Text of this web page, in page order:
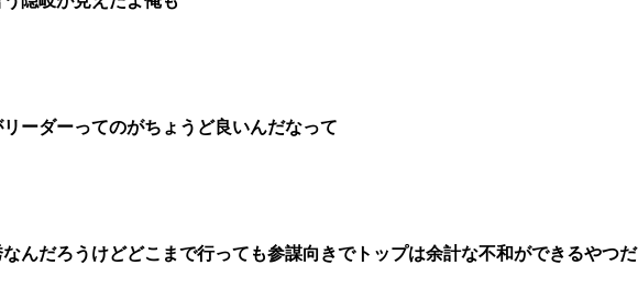
ーダーってのがちょうど良いんだなって
んだろうけどどこまで行っても参謀向きでトップは余計な不和ができるやつだ